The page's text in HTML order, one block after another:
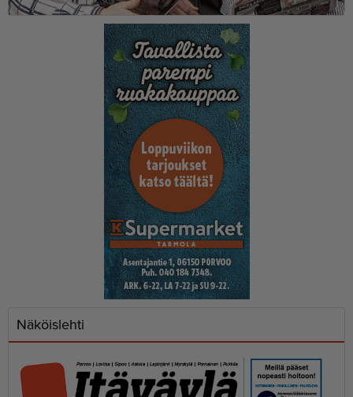
Näköislehti